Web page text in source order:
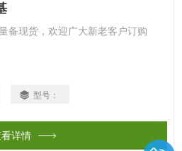
备现货，欢迎广大新老客户订购
型号：
详情